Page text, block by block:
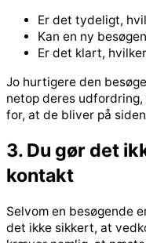
Er det tydeligt,
Kan en ny
Er det klart,
Jo hurtigere den
netop deres
for, at de bliver på
3. Du gør det
kontakt
Selvom en besøgende
det ikke sikkert, at